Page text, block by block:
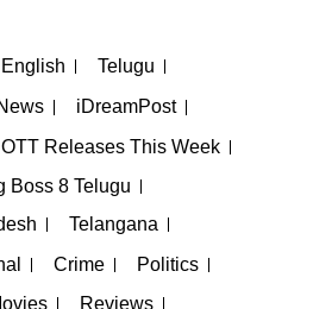
English Telugu
iDreamPost
OTT Releases This Week
Boss 8 Telugu
Telangana
Crime Politics
Reviews